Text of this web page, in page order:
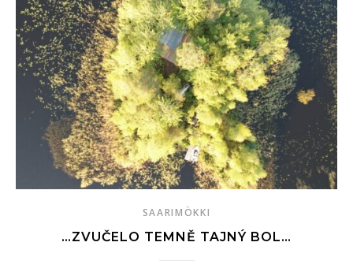
SAARIMÖKKI
…ZVUČELO TEMNĚ TAJNÝ BOL…